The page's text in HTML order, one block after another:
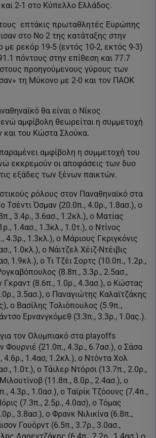
2-1 στο Κύπελλο Ελλάδος.
επτάκις πρωταθλητές Ευρώπης
στο Νο 2 της κατάταξης στην
με ρεκόρ 19-5 (εντός 10-2, εκτός 9-3)
πόντους στην επίθεση και 77.7
προηγούμενους γύρους των
τη Μύκονο με 2-0 και τον ΠΑΟΚ
θα είναι ο Νίκος
αμφίβολη θεωρείται η συμμετοχή
και του Κώστα Σλούκα.
αμφίβολη η συμμετοχή του
εκκρεμούν οι αποφάσεις των δυο
εξάδες των ξένων παικτών.
ρόλους στον Παναθηναϊκό στα
Τσέντι Όσμαν (20.0π., 4.0ρ., 1.8ασ.), ο
3.4ρ., 3.6ασ., 1.2κλ.), ο Ματίας
1.4ασ., 1.3κλ., 1.0τ.), ο Ντίνος
4.3ρ., 1.3κλ.), ο Μάριους Γκριγκόνις
1.0κλ.), ο Νάιτζελ Χέιζ-Ντέιβις
1.9κλ.), ο Τι Τζέι Σορτς (10.0π., 1.2ρ.,
(8.8π., 3.3ρ., 2.5ασ.,
Γκραντ (8.6π., 1.0ρ., 4.3ασ.), ο Κώστας
3.5ασ.), ο Παναγιώτης Καλαϊτζάκης
ο Βασίλης Τολιόπουλος (5.9π.,
Ερνανγκόμεθ (3.3π., 3.3ρ., 1.0ας.).
τον Ολυμπιακό στα playoffs
Φουρνιέ (21.0π., 4.3ρ., 6.7ασ.), ο Σάσα
4.6ρ., 1.4ασ, 1.2κλ.), ο Ντόντα Χολ
1.0τ.), ο Τάιλερ Ντόρσι (13.7π., 2.0ρ.,
(11.8π., 8.0ρ., 2.4ασ.), ο
4.3ρ., 1.0ασ.), ο Ταϊρίκ Τζόουνς (7.4π.,
(7.3π., 2.5ρ., 4.0ασ), ο Τόμας
3.8ασ.), ο Φρανκ Νιλικίνα (6.8π.,
Γουόρντ (6.5π., 3.7ρ., 3.0ασ.,